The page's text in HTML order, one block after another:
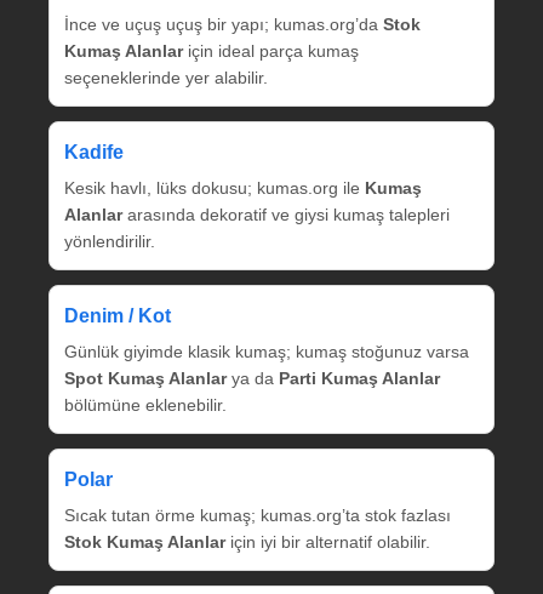
İnce ve uçuş uçuş bir yapı; kumas.org’da Stok
Kumaş Alanlariçin ideal parça kumaş
seçeneklerinde yer alabilir.
Kadife
Kesik havlı, lüks dokusu; kumas.org ile Kumaş
Alanlararasında dekoratif ve giysi kumaş talepleri
yönlendirilir.
Denim / Kot
Günlük giyimde klasik kumaş; kumaş stoğunuz varsa
Spot Kumaş Alanlarya da Parti Kumaş Alanlar
bölümüne eklenebilir.
Polar
Sıcak tutan örme kumaş; kumas.org’ta stok fazlası
Stok Kumaş Alanlariçin iyi bir alternatif olabilir.